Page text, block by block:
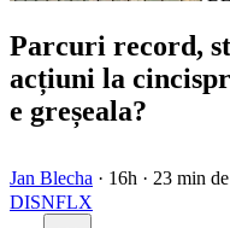
Parcuri record,
acțiuni la
e greșeala?
Jan Blecha · 16h · 23 min
DISNFLX